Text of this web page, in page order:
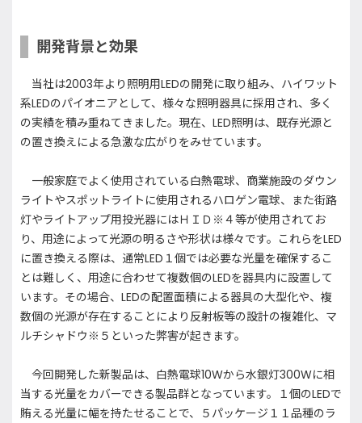
開発背景と効果
当社は2003年より照明用LEDの開発に取り組み、ハイワット
系LEDのパイオニアとして、様々な照明器具に採用され、多く
の実績を積み重ねてきました。現在、LED照明は、既存光源と
の置き換えによる急激な広がりをみせています。
一般家庭でよく使用されている白熱電球、商業施設のダウン
ライトやスポットライトに使用されるハロゲン電球、また街路
灯やライトアップ用投光器にはＨＩＤ※４等が使用されてお
り、用途によって光源の明るさや形状は様々です。これらをLED
に置き換える際は、通常LED１個では必要な光量を確保するこ
とは難しく、用途に合わせて複数個のLEDを器具内に設置して
います。その場合、LEDの配置面積による器具の大型化や、複
数個の光源が存在することにより反射板等の設計の複雑化、マ
ルチシャドウ※５といった弊害が起きます。
今回開発した新製品は、白熱電球10Wから水銀灯300Wに相
当する光量をカバーできる製品群となっています。１個のLEDで
賄える光量に幅を持たせることで、５パッケージ１１品種のラ